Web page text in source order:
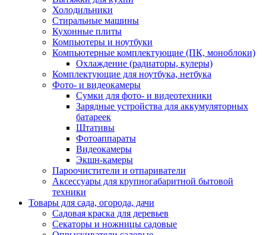
Холодильники
Стиральные машины
Кухонные плиты
Компьютеры и ноутбуки
Компьютерные комплектующие (ПК, моноблоки)
Охлаждение (радиаторы, кулеры)
Комплектующие для ноутбука, нетбука
Фото- и видеокамеры
Сумки для фото- и видеотехники
Зарядные устройства для аккумуляторных
батареек
Штативы
Фотоаппараты
Видеокамеры
Экшн-камеры
Пароочистители и отпариватели
Аксессуары для крупногабаритной бытовой
техники
Товары для сада, огорода, дачи
Садовая краска для деревьев
Секаторы и ножницы садовые